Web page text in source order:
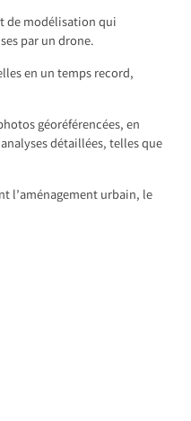
de modélisation qui
par un drone.
en un temps record,
géoréférencées, en
détaillées, telles que
l’aménagement urbain, le